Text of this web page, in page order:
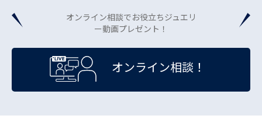
オンライン相談でお役立ちジュエリ
ー動画プレゼント！
オンライン相談！